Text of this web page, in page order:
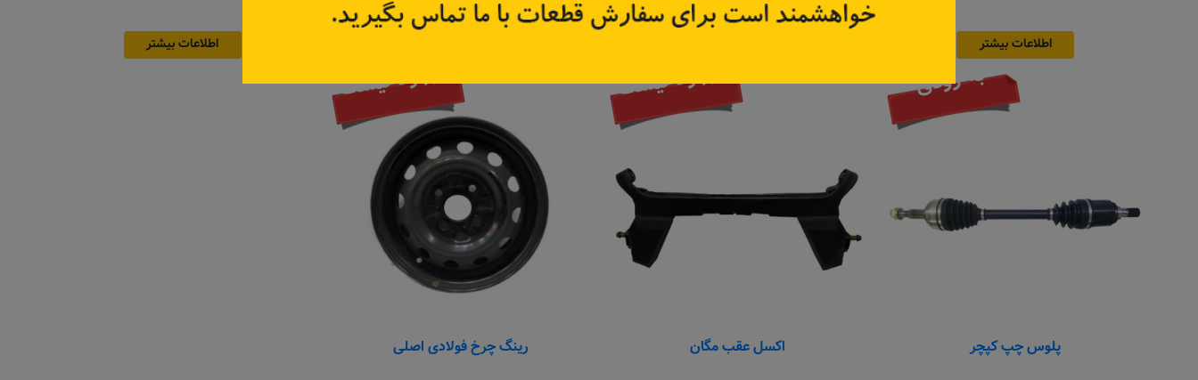
اطلاعات بیشتر اطلاعات بیشتر
به زودی
پلوس چپ کپچر
موجود نیست
اکسل عقب مگان
موجود نیست
رینگ چرخ فولادی اصلی